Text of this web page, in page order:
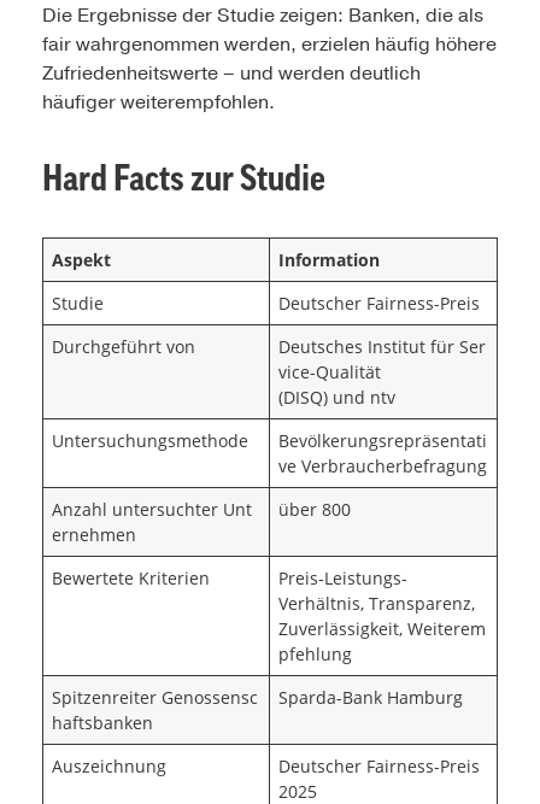
Die Ergebnisse der Studie zeigen: Banken, die als
fair wahrgenommen werden, erzielen häufig höhere
Zufriedenheitswerte – und werden deutlich
häufiger weiterempfohlen.
Hard Facts zur Studie
Aspekt
Information
Studie
Deutscher Fairness-Preis
Durchgeführt von
Deutsches Institut für Ser
vice-Qualität
(DISQ) und ntv
Untersuchungsmethode
Bevölkerungsrepräsentati
ve Verbraucherbefragung
Anzahl untersuchter Unt
ernehmen
über 800
Bewertete Kriterien
Preis-Leistungs-
Verhältnis, Transparenz,
Zuverlässigkeit, Weiterem
pfehlung
Spitzenreiter Genossensc
haftsbanken
Sparda-Bank Hamburg
Auszeichnung
Deutscher Fairness-Preis
2025